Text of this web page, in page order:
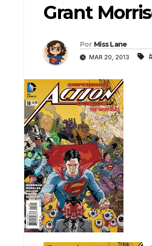
Grant
Por Miss Lane
MAR 20, 2013